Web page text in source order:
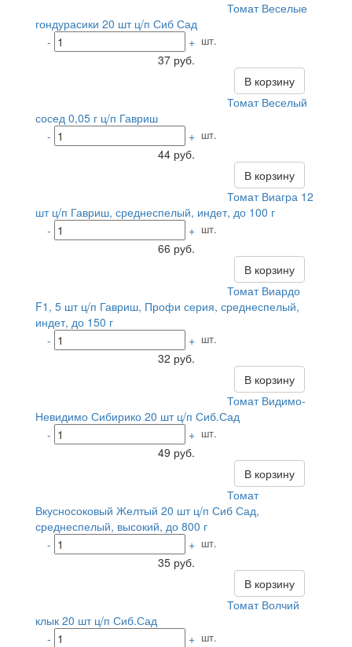
Томат Веселые
гондурасики 20 шт ц/п Сиб Сад
-
+ шт.
37 руб.
В корзину
Томат Веселый
сосед 0,05 г ц/п Гавриш
-
+ шт.
44 руб.
В корзину
Томат Виагра 12
шт ц/п Гавриш, среднеспелый, индет, до 100 г
-
+ шт.
66 руб.
В корзину
Томат Виардо
F1, 5 шт ц/п Гавриш, Профи серия, среднеспелый,
индет, до 150 г
-
+ шт.
32 руб.
В корзину
Томат Видимо-
Невидимо Сибирико 20 шт ц/п Сиб.Сад
-
+ шт.
49 руб.
В корзину
Томат
Вкусносоковый Желтый 20 шт ц/п Сиб Сад,
среднеспелый, высокий, до 800 г
-
+ шт.
35 руб.
В корзину
Томат Волчий
клык 20 шт ц/п Сиб.Сад
-
+ шт.